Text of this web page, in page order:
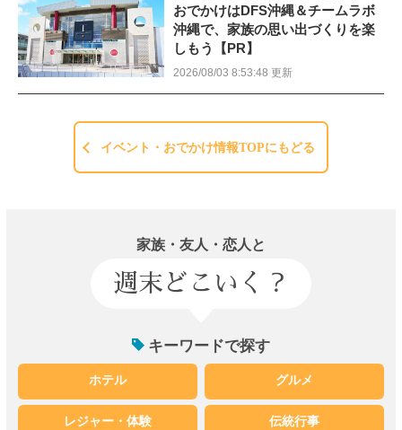
おでかけはDFS沖縄＆チームラボ
沖縄で、家族の思い出づくりを楽
しもう【PR】
2026/08/03 8:53:48 更新
イベント・おでかけ情報TOPにもどる
家族・友人・恋人と
週末どこいく？
キーワードで探す
ホテル グルメ
レジャー・体験 伝統行事